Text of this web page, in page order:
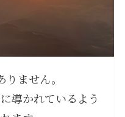
ません。
導かれているよう